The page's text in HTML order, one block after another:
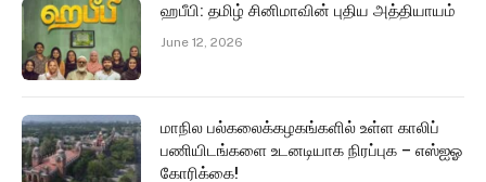
ஹபீபி: தமிழ் சினிமாவின் புதிய அத்தியாயம்
June 12, 2026
மாநில பல்கலைக்கழகங்களில் உள்ள காலிப்
பணியிடங்களை உடனடியாக நிரப்புக – எஸ்ஐஓ
கோரிக்கை!